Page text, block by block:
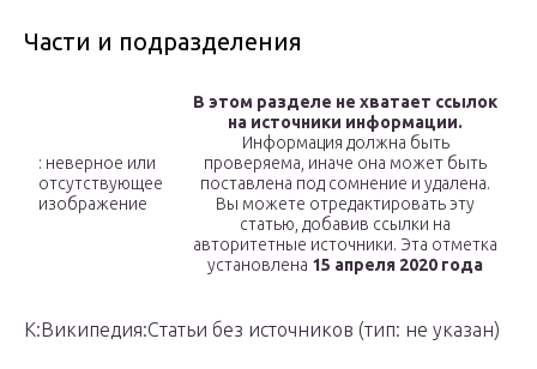
Части и подразделения
: неверное или
отсутствующее
изображение
В этом разделе не хватает ссылок
на источники информации.
Информация должна быть
проверяема, иначе она может быть
поставлена под сомнение и удалена.
Вы можете отредактировать эту
статью, добавив ссылки на
авторитетные источники. Эта отметка
установлена 15 апреля 2020 года
К:Википедия:Статьи без источников (тип: не указан)